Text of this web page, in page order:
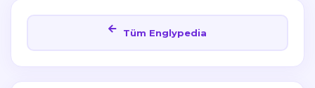
Tüm Englypedia